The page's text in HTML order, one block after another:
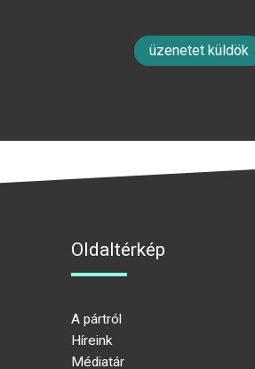
üzenetet küldök
Oldaltérkép
A pártról
Híreink
Médiatár